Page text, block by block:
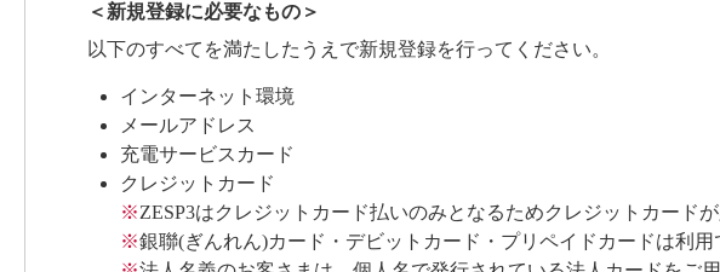
＜新規登録に必要なもの＞
以下のすべてを満たしたうえで新規登録を行ってください。
インターネット環境
メールアドレス
充電サービスカード
クレジットカード
※ZESP3はクレジットカード払いのみとなるためクレジットカードが
※銀聯(ぎんれん)カード・デビットカード・プリペイドカードは利用